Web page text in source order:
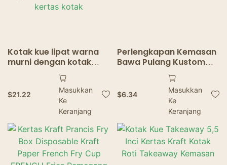
Kotak kue lipat warna
murni dengan kotak
toko roti jendela kotak
pastry untuk kue
cokelat cupcakes
kemasan kotak kertas
$21.22
Masukkan
Ke
Keranjang
Perlengkapan Kemasan
Bawa Pulang Kustom
Peralatan Makan Sekali
Pakai untuk Pesta
Bertema
$6.34
Masukkan
Ke
Keranjang